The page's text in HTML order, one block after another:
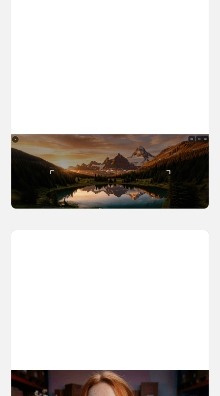
The World Builder's Handbook
Build a world once, shoot from it forever. Your
complete guide to creating, navigating, and
capturing inside OpenArt Worlds.
March 25, 2026
10 Types of Videos You Can Create with